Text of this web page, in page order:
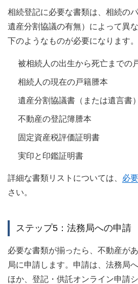
相続登記に必要な書類は、相続の
遺産分割協議の有無）によって異
下のようなものが必要になります。
被相続人の出生から死亡までの
相続人の現在の戸籍謄本
遺産分割協議書（または遺言書）
不動産の登記簿謄本
固定資産税評価証明書
実印と印鑑証明書
詳細な書類リストについては、 必
さい。
ステップ5：法務局への申請
必要な書類が揃ったら、不動産が
局に申請します。申請は、法務局
ほか、登記・供託オンライン申請